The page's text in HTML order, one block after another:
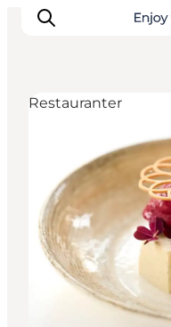
Oplevelser og
Planlæg din
Byer og steder
Guides
Det sker
For børn
Restauranter